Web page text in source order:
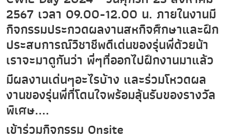
2567 เวลา 09.00-12.00 น. ภายในงานมี
กิจกรรมประกวดผลงานสหกิจศึกษาและฝึก
ประสบการณ์วิชาชีพดีเด่นของรุ่นพี่ด้วยน้า
เราจะมาดูกันว่า พี่ๆที่ออกไปฝึกงานมาแล้ว
มีผลงานเด่นๆอะไรบ้าง และร่วมโหวดผล
งานของรุ่นพี่ที่โดนใจพร้อมลุ้นรับของรางวัล
พิเศษ....
เข้าร่วมกิจกรรม Onsite